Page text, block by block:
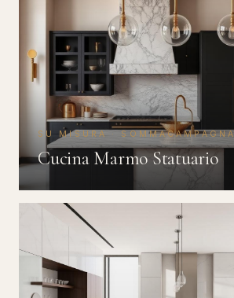
SU MISURA · SOMMACAMPAGNA
Cucina Marmo Statuario